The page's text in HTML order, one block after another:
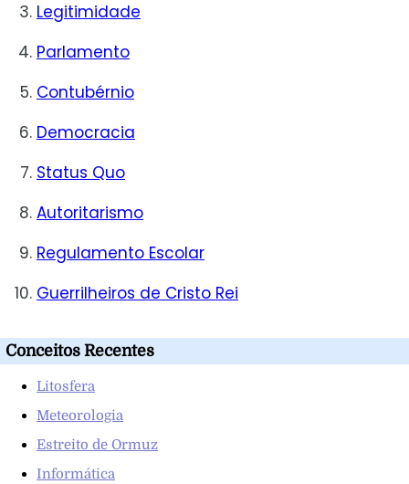
Legitimidade
Parlamento
Contubérnio
Democracia
Status Quo
Autoritarismo
Regulamento Escolar
Guerrilheiros de Cristo Rei
Conceitos Recentes
Litosfera
Meteorologia
Estreito de Ormuz
Informática